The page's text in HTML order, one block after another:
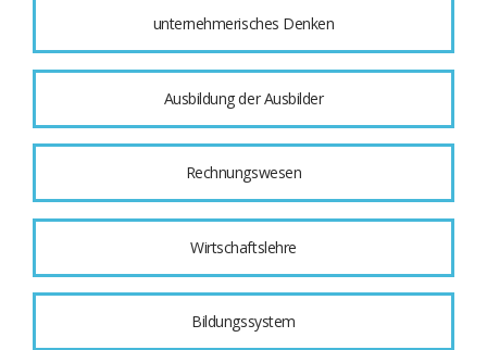
unternehmerisches Denken
Ausbildung der Ausbilder
Rechnungswesen
Wirtschaftslehre
Bildungssystem